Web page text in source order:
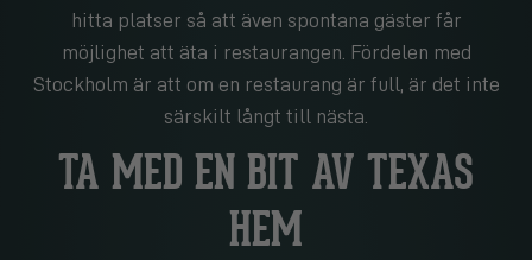
hitta platser så att även spontana gäster får
möjlighet att äta i restaurangen. Fördelen med
Stockholm är att om en restaurang är full, är det inte
särskilt långt till nästa.
TA MED EN BIT AV TEXAS
HEM